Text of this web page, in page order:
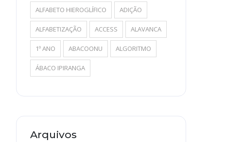
ALFABETO HIEROGLÍFICO ADIÇÃO
ALFABETIZAÇÃO ACCESS ALAVANCA
1º ANO ABACOONU ALGORITMO
ÁBACO IPIRANGA
Arquivos